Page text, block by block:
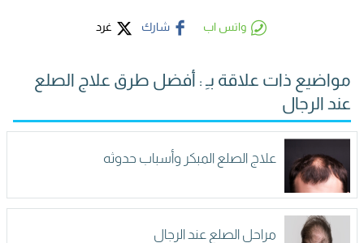
واتس اب شارك غرد
مواضيع ذات علاقة بـِ : أفضل طرق علاج الصلع
عند الرجال
علاج الصلع المبكر وأسباب حدوثه
مراحل الصلع عند الرجال